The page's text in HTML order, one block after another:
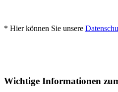
* Hier können Sie unsere
Wichtige Informationen